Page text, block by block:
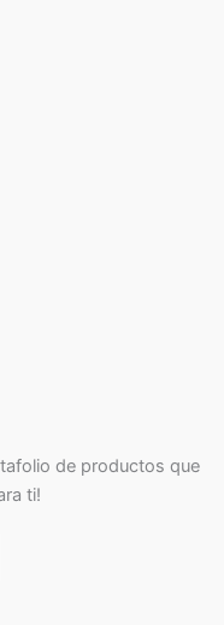
de productos que
ti!